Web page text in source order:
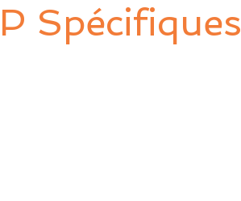
Spécifiques